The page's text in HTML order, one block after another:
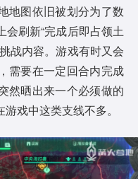
地图依旧被划分为了数
刷新“完成后即占领土
战内容。游戏有时又会
需要在一定回合内完成
然晒出来一个必须做的
戏中这类支线不多。